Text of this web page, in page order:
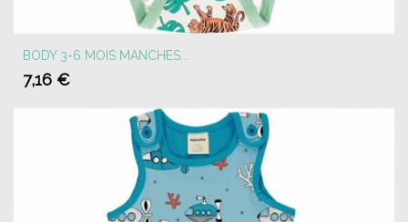
BODY 3-6 MOIS MANCHES...
7,16 €